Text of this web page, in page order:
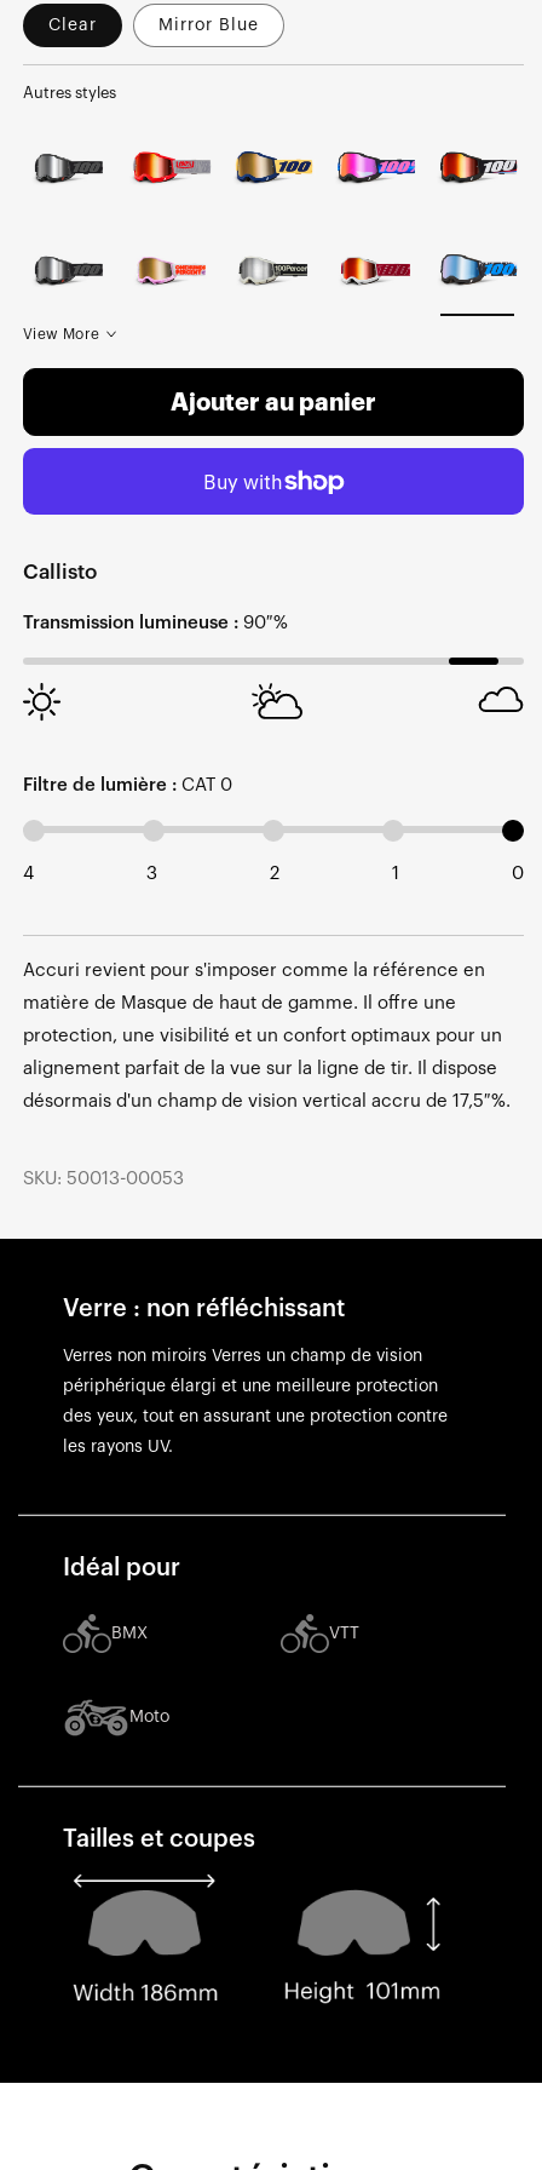
Clear Mirror Blue
Autres styles
View More
Ajouter au panier
Callisto
Transmission lumineuse : 90 %
Filtre de lumière : CAT 0
4 3 2 1 0
Accuri revient pour s'imposer comme la référence en
matière de Masque de haut de gamme. Il offre une
protection, une visibilité et un confort optimaux pour un
alignement parfait de la vue sur la ligne de tir. Il dispose
désormais d'un champ de vision vertical accru de 17,5 %.
SKU: 50013-00053
Verre : non réfléchissant
Verres non miroirs Verres un champ de vision
périphérique élargi et une meilleure protection
des yeux, tout en assurant une protection contre
les rayons UV.
Idéal pour
BMX VTT
Moto
Tailles et coupes